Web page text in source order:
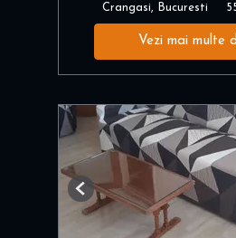
Crangasi, Bucuresti
Vezi mai multe
Previous